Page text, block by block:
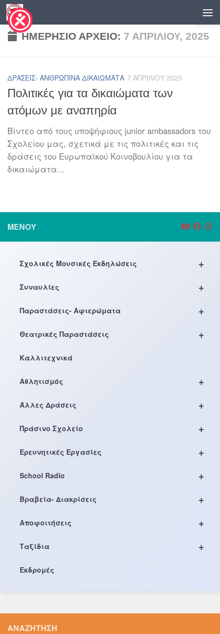
Skip to content
ΗΜΕΡΉΣΙΟ ΑΡΧΕΊΟ: 7 ΑΠΡΙΛΊΟΥ, 2025
ΔΡΆΣΕΙΣ- ΑΝΘΡΏΠΙΝΑ ΔΙΚΑΙΏΜΑΤΑ 7 ΑΠΡΙΛΊΟΥ 2025
Πολιτικές για τα δικαιώματα των
ατόμων με αναπηρία
Βίντεο από τους υποψήφιους junior ambassadors του
Σχολείου μας, σχετικά με τις πολιτικές και τις
δράσεις του Ευρωπαϊκού Κοινοβουλίου για τα
δικαιώματα...
ΜΕΝΟΎ
+
Σχολικές Μουσικές Εκδηλώσεις
+
Συναυλίες
+
Παραστάσεις- Αφιερώματα
+
Θεατρικές Παραστάσεις
Καλλιτεχνικά
+
Αθλητισμός
+
Άλλες Δράσεις
+
Πράσινο Σχολείο
+
Ερευνητικές Εργασίες
+
School Radio
+
Βραβεία- Διακρίσεις
+
Αποφοιτήσεις
+
Ταξίδια
Εκδρομές
ΑΝΑΖΉΤΗΣΗ